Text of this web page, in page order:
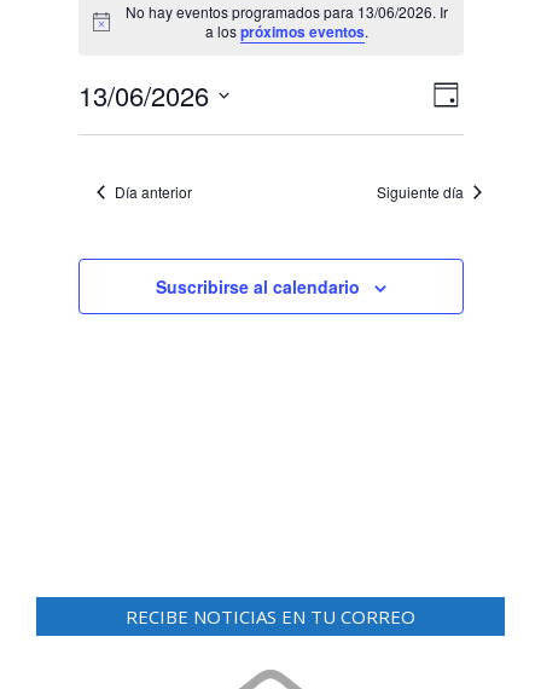
en
13/06/2026
Aviso
No hay eventos programados para 13/06/2026. Ir
a lospróximos eventos.
N
a
v
g
a
v
i
N
e
i
a
Día
13/06/2026
Día anterior Siguiente día
Suscribirse al calendario
RECIBE NOTICIAS EN TU CORREO